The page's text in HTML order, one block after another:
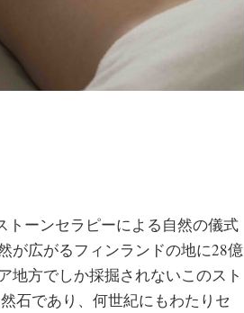
トーンセラピーによる自然の儀式
が広がるフィンランドの地に28億
地方でしか採掘されないこのスト
石であり、何世紀にもわたりセ